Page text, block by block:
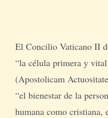
El Concilio Vaticano II
“la célula primera y
(Apostolicam
“el bienestar de la
humana como cristiana,